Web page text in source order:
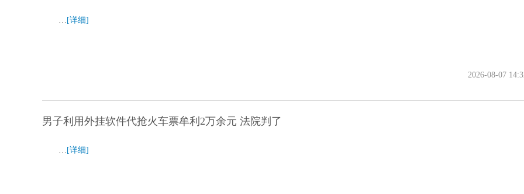
… [详细]
2026-08-07
男子利用外挂软件代抢火车票牟利2万余元 法院判了
… [详细]